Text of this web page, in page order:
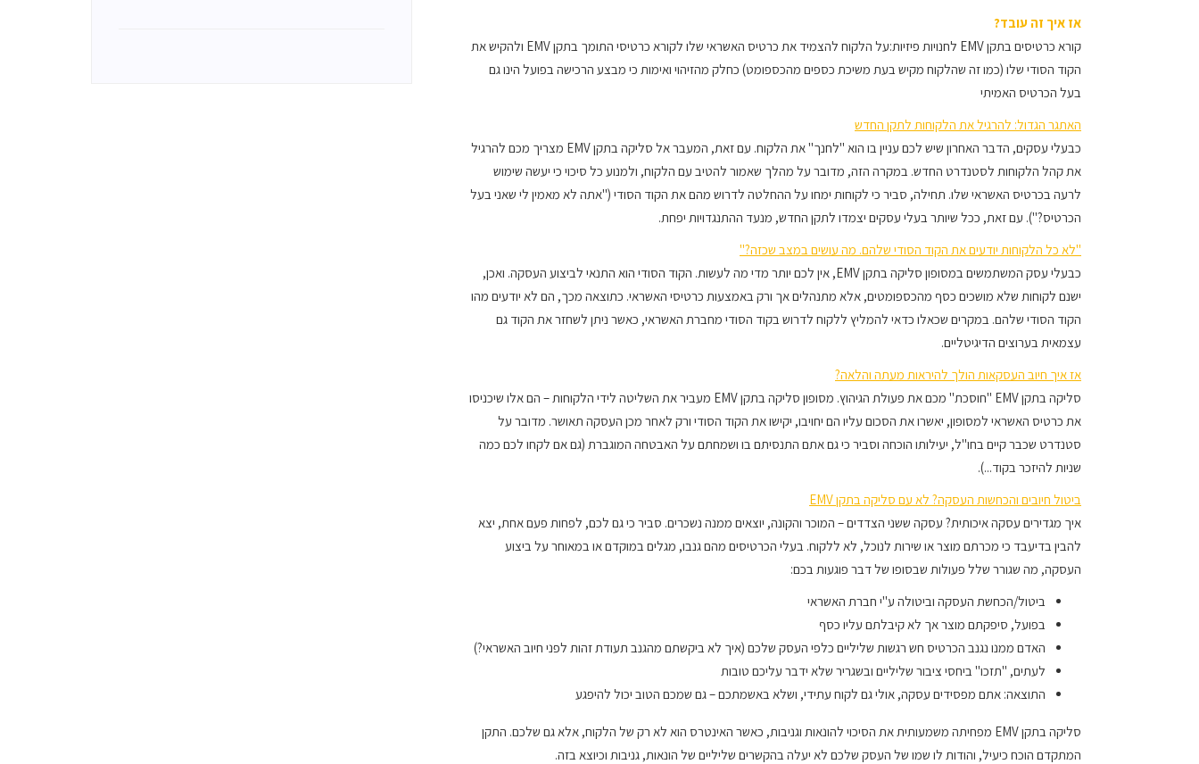
אז איך זה עובד?
קורא כרטיסים בתקן EMV לחנויות פיזיות:על הלקוח להצמיד את כרטיס האשראי שלו לקורא כרטיסי התומך בתקן EMV ולהקיש את
הקוד הסודי שלו (כמו זה שהלקוח מקיש בעת משיכת כספים מהכספומט) כחלק מהזיהוי ואימות כי מבצע הרכישה בפועל הינו גם
בעל הכרטיס האמיתי
האתגר הגדול: להרגיל את הלקוחות לתקן החדש
כבעלי עסקים, הדבר האחרון שיש לכם עניין בו הוא "לחנך" את הלקוח. עם זאת, המעבר אל סליקה בתקן EMV מצריך מכם להרגיל
את קהל הלקוחות לסטנדרט החדש. במקרה הזה, מדובר על מהלך שאמור להטיב עם הלקוח, ולמנוע כל סיכוי כי יעשה שימוש
לרעה בכרטיס האשראי שלו. תחילה, סביר כי לקוחות ימחו על ההחלטה לדרוש מהם את הקוד הסודי ("אתה לא מאמין לי שאני בעל
הכרטיס?"). עם זאת, ככל שיותר בעלי עסקים יצמדו לתקן החדש, מנעד ההתנגדויות יפחת.
"לא כל הלקוחות יודעים את הקוד הסודי שלהם. מה עושים במצב שכזה?"
כבעלי עסק המשתמשים במסופון סליקה בתקן EMV, אין לכם יותר מדי מה לעשות. הקוד הסודי הוא התנאי לביצוע העסקה. ואכן,
ישנם לקוחות שלא מושכים כסף מהכספומטים, אלא מתנהלים אך ורק באמצעות כרטיסי האשראי. כתוצאה מכך, הם לא יודעים מהו
הקוד הסודי שלהם. במקרים שכאלו כדאי להמליץ ללקוח לדרוש בקוד הסודי מחברת האשראי, כאשר ניתן לשחזר את הקוד גם
עצמאית בערוצים הדיגיטליים.
אז איך חיוב העסקאות הולך להיראות מעתה והלאה?
סליקה בתקן EMV "חוסכת" מכם את פעולת הגיהוץ. מסופון סליקה בתקן EMV מעביר את השליטה לידי הלקוחות – הם אלו שיכניסו
את כרטיס האשראי למסופון, יאשרו את הסכום עליו הם יחויבו, יקישו את הקוד הסודי ורק לאחר מכן העסקה תאושר. מדובר על
סטנדרט שכבר קיים בחו"ל, יעילותו הוכחה וסביר כי גם אתם התנסיתם בו ושמחתם על האבטחה המוגברת (גם אם לקחו לכם כמה
שניות להיזכר בקוד...).
ביטול חיובים והכחשות העסקה? לא עם סליקה בתקן EMV
איך מגדירים עסקה איכותית? עסקה ששני הצדדים – המוכר והקונה, יוצאים ממנה נשכרים. סביר כי גם לכם, לפחות פעם אחת, יצא
להבין בדיעבד כי מכרתם מוצר או שירות לנוכל, לא ללקוח. בעלי הכרטיסים מהם גנבו, מגלים במוקדם או במאוחר על ביצוע
העסקה, מה שגורר שלל פעולות שבסופו של דבר פוגעות בכם:
ביטול/הכחשת העסקה וביטולה ע"י חברת האשראי
בפועל, סיפקתם מוצר אך לא קיבלתם עליו כסף
האדם ממנו נגנב הכרטיס חש רגשות שליליים כלפי העסק שלכם (איך לא ביקשתם מהגנב תעודת זהות לפני חיוב האשראי?)
לעתים, "תזכו" ביחסי ציבור שליליים ובשגריר שלא ידבר עליכם טובות
התוצאה: אתם מפסידים עסקה, אולי גם לקוח עתידי, ושלא באשמתכם – גם שמכם הטוב יכול להיפגע
סליקה בתקן EMV מפחיתה משמעותית את הסיכוי להונאות וגניבות, כאשר האינטרס הוא לא רק של הלקוח, אלא גם שלכם. התקן
המתקדם הוכח כיעיל, והודות לו שמו של העסק שלכם לא יעלה בהקשרים שליליים של הונאות, גניבות וכיוצא בזה.